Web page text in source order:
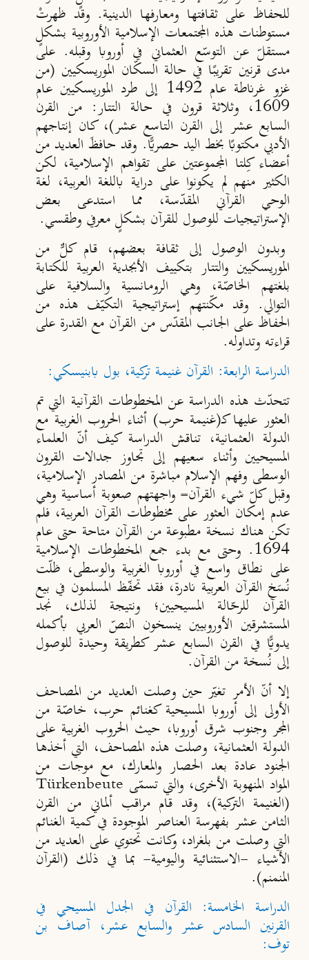
للحفاظ على ثقافتها ومعارفها الدينية. وقد ظهرتْ
مستوطنات هذه المجتمعات الإسلامية الأوروبية بشكلٍ
مستقلّ عن التوسّع العثماني في أوروبا وقبله. على
مدى قرنين تقريبًا في حالة السكّان الموريسكيين (من
غزو غرناطة عام 1492 إلى طرد الموريسكيين عام
1609، وثلاثة قرون في حالة التتار: من القرن
السابع عشر إلى القرن التاسع عشر)، كان إنتاجهم
الأدبي مكتوبًا بخط اليد حصريًّا. وقد حافظَ العديد من
أعضاء كِلتا المجموعتين على تقواهم الإسلامية، لكن
الكثير منهم لم يكونوا على دراية باللغة العربية، لغة
الوحي القرآني المقدّسة، مما استدعى بعض
الإستراتيجيات للوصول للقرآن بشكلٍ معرفي وطقسي.
وبدون الوصول إلى ثقافة بعضهم، قام كلٌّ من
الموريسكيين والتتار بتكييف الأبجدية العربية للكتابة
بلغتهم الخاصّة، وهي الرومانسية والسلافية على
التوالي. وقد مكّنتهم إستراتيجية التكيّف هذه من
الحفاظ على الجانب المقدّس من القرآن مع القدرة على
قراءته وتداوله.
الدراسة الرابعة: القرآن غنيمة تركية، بول بابنيسكي:
تتحدّث هذه الدراسة عن المخطوطات القرآنية التي تم
العثور عليها كـ(غنيمة حرب) أثناء الحروب الغربية مع
الدولة العثمانية، تناقش الدراسة كيف أنّ العلماء
المسيحيين وأثناء سعيهم إلى تجاوز جدالات القرون
الوسطى وفهم الإسلام مباشرة من المصادر الإسلامية،
وقبل كلّ شيء القرآن= واجهتهم صعوبة أساسية وهي
عدم إمكان العثور على مخطوطات القرآن العربية، فلم
تكن هناك نسخة مطبوعة من القرآن متاحة حتى عام
1694. وحتى مع بدء جمع المخطوطات الإسلامية
على نطاق واسع في أوروبا الغربية والوسطى، ظلّت
نُسَخ القرآن العربية نادرة، فقد تحفّظ المسلمون في بيع
القرآن للرحّالة المسيحيين؛ ونتيجة لذلك، نجد
المستشرقين الأوروبيين ينسخون النصّ العربي بأكمله
يدويًّا في القرن السابع عشر كطريقة وحيدة للوصول
إلى نُسخة من القرآن.
إلا أنّ الأمر تغيّر حين وصلت العديد من المصاحف
الأولى إلى أوروبا المسيحية كغنائم حرب، خاصّة من
المجر وجنوب شرق أوروبا، حيث الحروب الغربية على
الدولة العثمانية، وصلت هذه المصاحف، التي أخذها
الجنود عادة بعد الحصار والمعارك، مع موجات من
المواد المنهوبة الأخرى، والتي تسمّى Türkenbeute
(الغنيمة التركية)، وقد قام مراقب ألماني من القرن
الثامن عشر بفهرسة العناصر الموجودة في كمية الغنائم
التي وصلت من بلغراد، وكانت تحتوي على العديد من
الأشياء -الاستثنائية واليومية- بما في ذلك (القرآن
المنمنم).
الدراسة الخامسة: القرآن في الجدل المسيحي في
القرنين السادس عشر والسابع عشر، آصاف بن
توف: